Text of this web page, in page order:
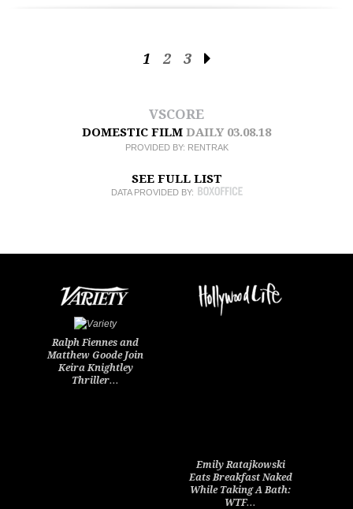
1 2 3
VSCORE
DOMESTIC FILM DAILY 03.08.18
PROVIDED BY: RENTRAK
SEE FULL LIST
DATA PROVIDED BY:
Ralph Fiennes and
Matthew Goode Join
Keira Knightley
Thriller…
Emily Ratajkowski
Eats Breakfast Naked
While Taking A Bath:
WTF…